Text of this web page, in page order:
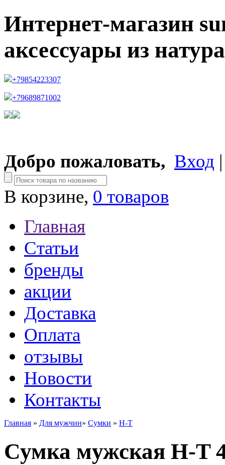
Интернет-магазин
аксессуары из
+79854223307
+79689871002
Добро пожаловать, Вход
В корзине, 0 товаров
Главная
Статьи
бренды
акции
Доставка
Оплата
отзывы
Новости
Контакты
Главная » Для мужчин» Сумки » H-T
Сумка мужская H-T